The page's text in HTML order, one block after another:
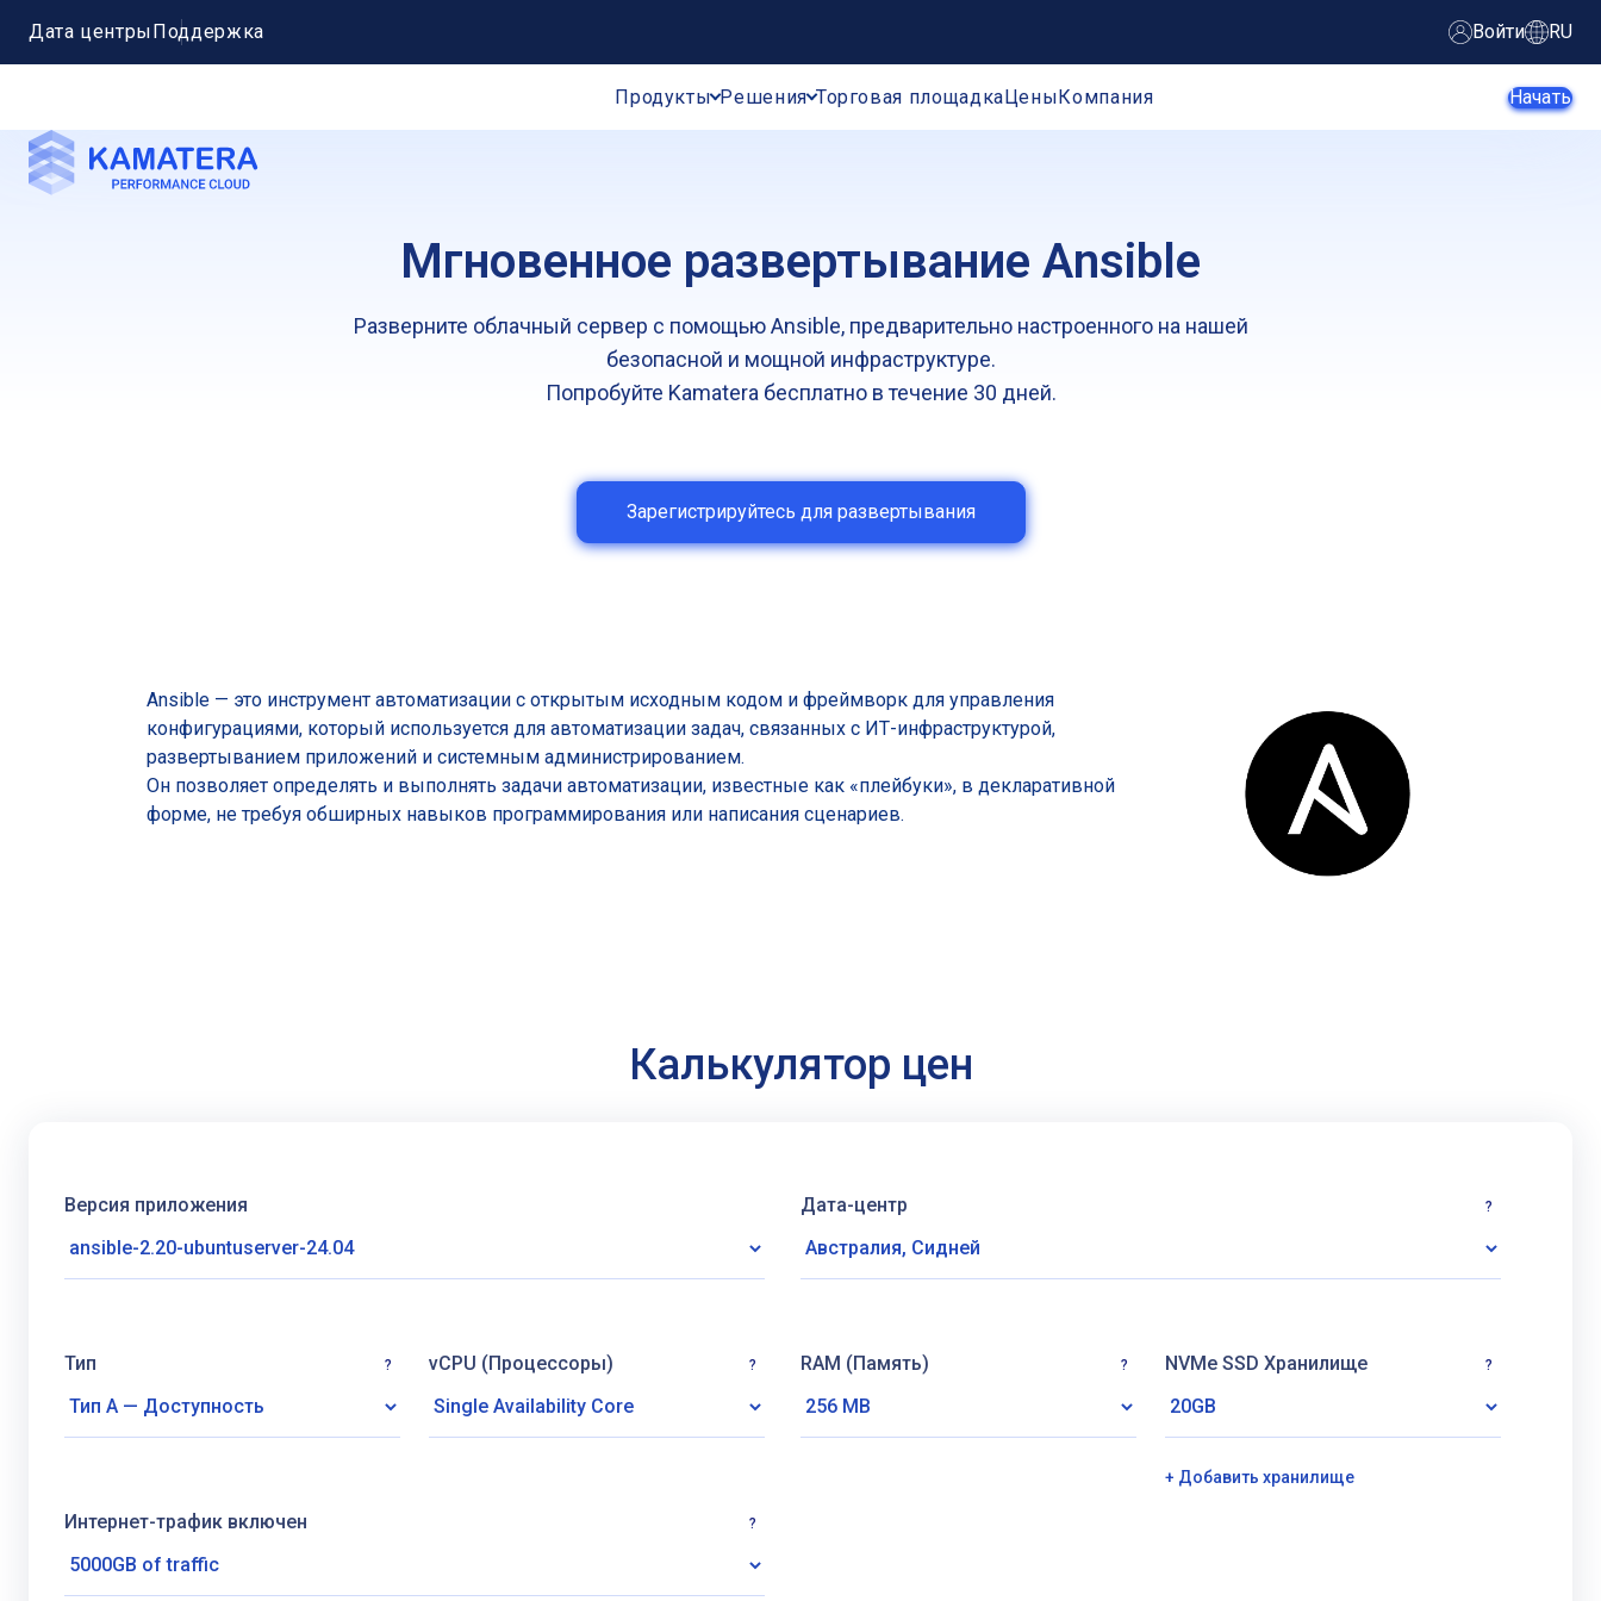
Дата центрыПоддержка Войти RU
Продукты Решения
Агенты ИИ
Малый и
Торговая площадкаЦеныКомпания Начать
Мгновенное развертывание Ansible
Разверните облачный сервер с помощью Ansible, предварительно настроенного на нашей
безопасной и мощной инфраструктуре.
Попробуйте Kamatera бесплатно в течение 30 дней.
Зарегистрируйтесь для развертывания
Ansible — это инструмент автоматизации с открытым исходным кодом и фреймворк для управления
конфигурациями, который используется для автоматизации задач, связанных с ИТ-инфраструктурой,
развертыванием приложений и системным администрированием.
Он позволяет определять и выполнять задачи автоматизации, известные как «плейбуки», в декларативной
форме, не требуя обширных навыков программирования или написания сценариев.
Калькулятор цен
Версия приложения
Тип ? vCPU (Процессоры) ?
Интернет-трафик включен ?
Дата-центр ?
RAM (Память) ? NVMe SSD Хранилище ?
+ Добавить хранилище